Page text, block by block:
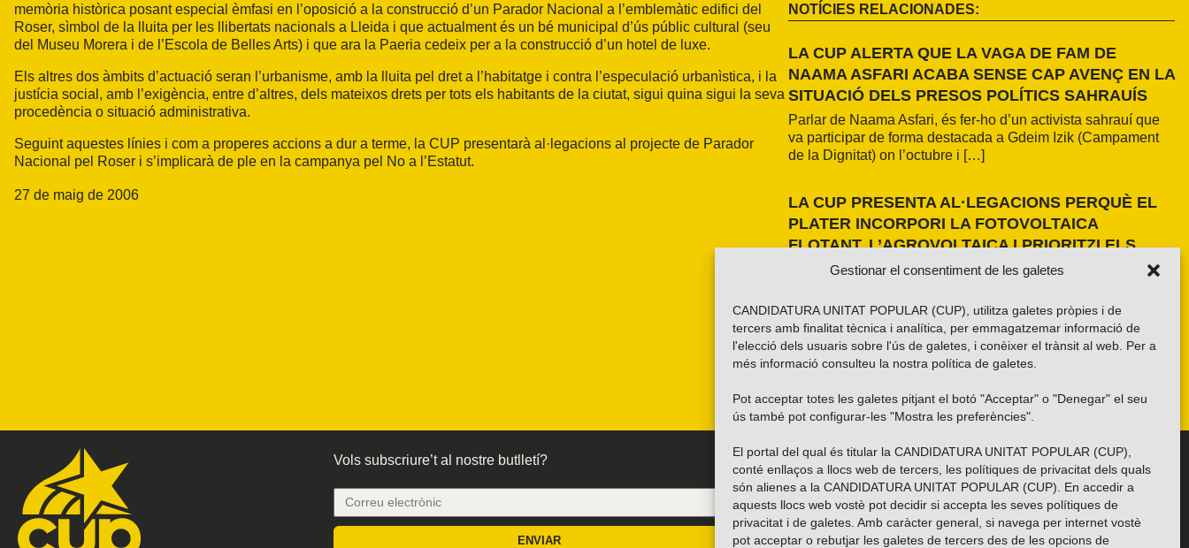
Gestionar el consentiment de les galetes
CANDIDATURA UNITAT POPULAR (CUP), utilitza galetes pròpies i de
tercers amb finalitat tècnica i analítica, per emmagatzemar informació de
l'elecció dels usuaris sobre l'ús de galetes, i conèixer el trànsit al web. Per a
més informació consulteu la nostra política de galetes
Pot acceptar totes les galetes pitjant el botó "Acceptar" o "Denegar" el seu
ús també pot configurar-les "Mostra les preferències".
El portal del qual és titular la CANDIDATURA UNITAT POPULAR (CUP),
conté enllaços a llocs web de tercers, les polítiques de privacitat dels quals
són alienes a la CANDIDATURA UNITAT POPULAR (CUP). En accedir a
aquests llocs web vostè pot decidir si accepta les seves polítiques de
privacitat i de galetes. Amb caràcter general, si navega per internet vostè
pot acceptar o rebutjar les galetes de tercers des de les opcions de
memòria històrica posant especial èmfasi en l’oposició a la construcció d’un Parador Nacional a l’emblemàtic edifici del
Roser, sìmbol de la lluita per les llibertats nacionals a Lleida i que actualment és un bé municipal d’ús públic cultural (seu
del Museu Morera i de l’Escola de Belles Arts) i que ara la Paeria cedeix per a la construcció d’un hotel de luxe.
Els altres dos àmbits d’actuació seran l’urbanisme, amb la lluita pel dret a l’habitatge i contra l’especulació urbanìstica, i la
justícia social, amb l’exigència, entre d’altres, dels mateixos drets per tots els habitants de la ciutat, sigui quina sigui la seva
procedència o situació administrativa.
Seguint aquestes línies i com a properes accions a dur a terme, la CUP presentarà al·legacions al projecte de Parador
Nacional pel Roser i s’implicarà de ple en la campanya pel No a l’Estatut.
27 de maig de 2006
NOTÍCIES RELACIONADES:
LA CUP ALERTA QUE LA VAGA DE FAM DE
NAAMA ASFARI ACABA SENSE CAP AVENÇ EN LA
SITUACIÓ DELS PRESOS POLÍTICS SAHRAUÍS
Parlar de Naama Asfari, és fer-ho d’un activista sahrauí que
va participar de forma destacada a Gdeim Izik (Campament
de la Dignitat) on l’octubre i […]
LA CUP PRESENTA AL·LEGACIONS PERQUÈ EL
PLATER INCORPORI LA FOTOVOLTAICA
FLOTANT, L’AGROVOLTAICA I PRIORITZI ELS
ESPAIS ANTROPITZATS
al PLATER d’àmbit nacional. La primera, amb una proposta
pròpia basada en els resultats de l’estudi fet a la demarcació
de Girona i amb la voluntat d’estendre’n els criteris a tot el
país. La segona, impulsada per la Xarxa per una Transició
Vols subscriure’t al nostre butlletí?
ENVIAR
Troba’ns a les xarxes socials